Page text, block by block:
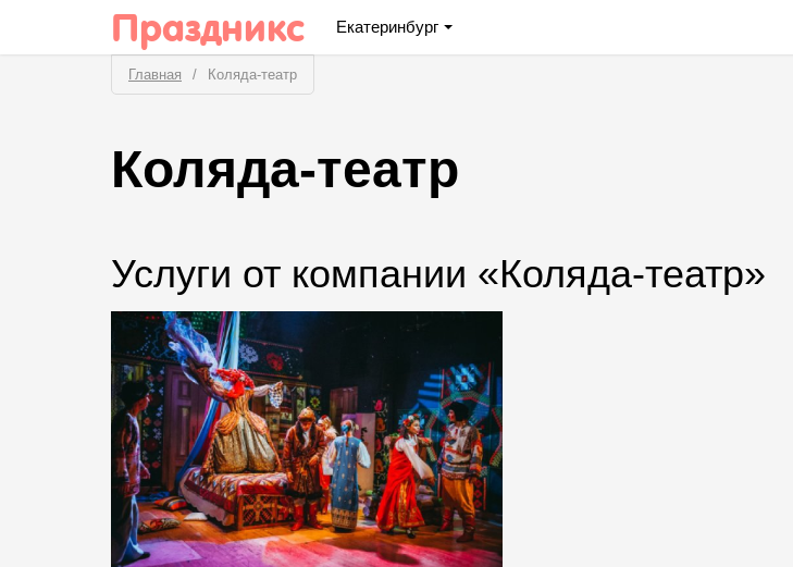
Праздникс Екатеринбург
Главная Коляда-театр
Коляда-театр
Услуги от компании «Коляда-театр»